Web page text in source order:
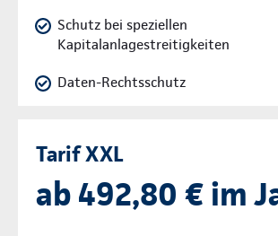
Schutz bei speziellen
Kapitalanlagestreitigkeiten
Daten-Rechtsschutz
Tarif XXL
ab 492,80 € im